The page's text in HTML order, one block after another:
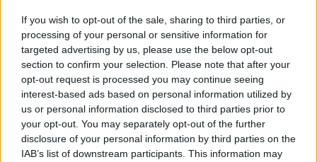
If you wish to opt-out of the sale, sharing to third parties, or
processing of your personal or sensitive information for
targeted advertising by us, please use the below opt-out
section to confirm your selection. Please note that after your
opt-out request is processed you may continue seeing
interest-based ads based on personal information utilized by
us or personal information disclosed to third parties prior to
your opt-out. You may separately opt-out of the further
disclosure of your personal information by third parties on the
IAB’s list of downstream participants. This information may
Όμιλος Σαρακάκη: Παραχώρησε το νέο Maxus T60 Max
στην ΕΠΟΜΕΑ Βιλίων
6 Αυγούστου 2026
Ν. Χαρδαλιάς: «Με το Παρατηρητήριο Έργων η
Περιφέρεια αποκτά ένα πρωτοποριακό ψηφιακό
εργαλείο λογοδοσίας»
6 Αυγούστου 2026